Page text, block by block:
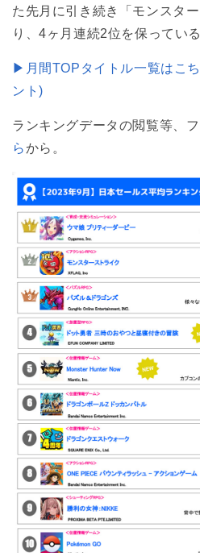
た先月に引き続き「モンスタ
り、4ヶ月連続2位を保ってい
▶月間TOPタイトル一覧はこ
ント)
ランキングデータの閲覧等、
らから。